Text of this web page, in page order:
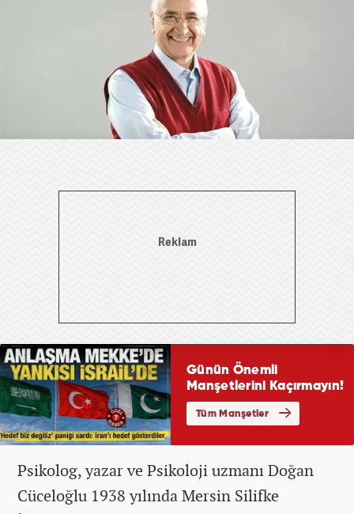
Psikolog, yazar ve Psikoloji uzmanı Doğan
Cüceloğlu 1938 yılında Mersin Silifke